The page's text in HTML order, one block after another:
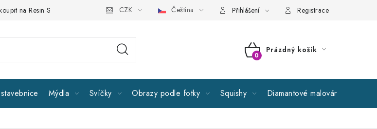
na Resin Studiu Sledujte nás Všeobecné obchodní podmínky GDPR Reklamační řád
CZK Čeština Přihlášení Registrace
NÁKUPNÍ
Prázdný košík
Mýdla Svíčky Obrazy podle fotky Squishy Diamantové malování